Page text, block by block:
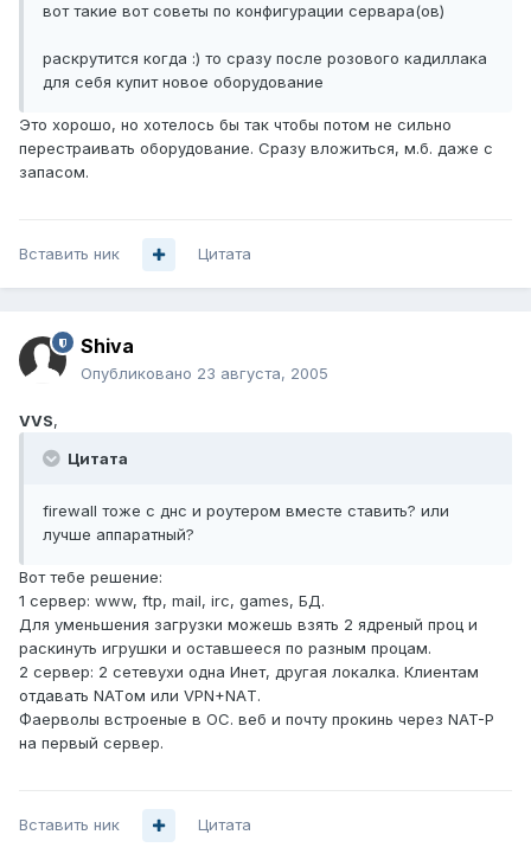
вот такие вот советы по конфигурации сервара(ов)
раскрутится когда :) то сразу после розового кадиллака
для себя купит новое оборудование
Это хорошо, но хотелось бы так чтобы потом не сильно
перестраивать оборудование. Сразу вложиться, м.б. даже с
запасом.
Вставить ник Цитата
Shiva
Опубликовано 23 августа, 2005
VVS,
Цитата
firewall тоже с днс и роутером вместе ставить? или
лучше аппаратный?
Вот тебе решение:
1 сервер: www, ftp, mail, irc, games, БД.
Для уменьшения загрузки можешь взять 2 ядреный проц и
раскинуть игрушки и оставшееся по разным процам.
2 сервер: 2 сетевухи одна Инет, другая локалка. Клиентам
отдавать NATом или VPN+NAТ.
Фаерволы встроеные в ОС. веб и почту прокинь через NAT-P
на первый сервер.
Вставить ник Цитата